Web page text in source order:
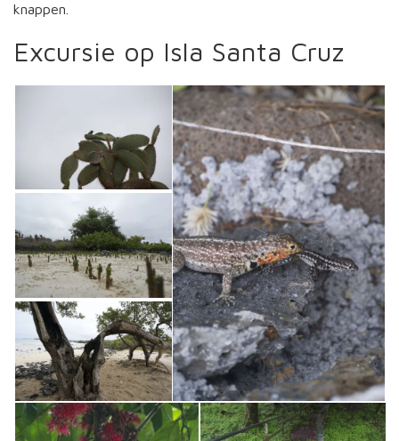
knappen.
Excursie op Isla Santa Cruz